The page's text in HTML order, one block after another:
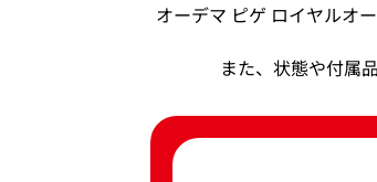
オーデマ ピゲ ロイヤルオ
また、状態や付属